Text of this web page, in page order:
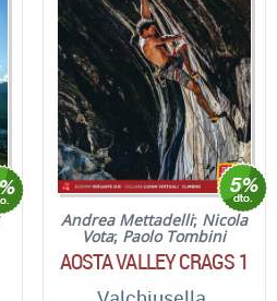
Andrea Mettadelli; Nicola
Vota; Paolo Tombini
AOSTA VALLEY CRAGS 1